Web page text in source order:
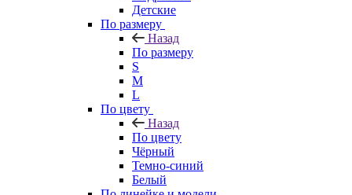
Детские
По размеру
Назад
По размеру
S
M
L
По цвету
Назад
По цвету
Чёрный
Темно-синий
Белый